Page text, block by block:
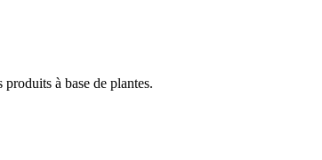
à base de plantes.